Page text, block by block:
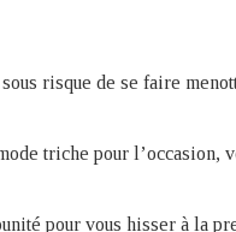
risque de se faire
triche pour l’occasion,
pour vous hisser à la